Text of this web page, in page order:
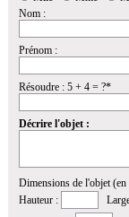
Nom :
Prénom :
Résoudre : 5 + 4 = ?*
Décrire l'objet :
Dimensions de l'objet (en
Hauteur :